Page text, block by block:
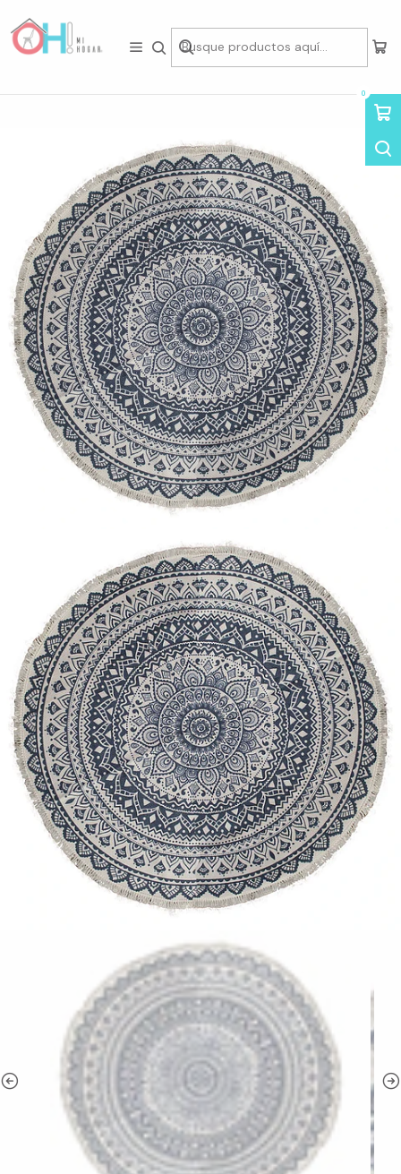
0
Inicio Home Deco Alfombras
Alfombra Mandala Redonda Azul 120cm diámetro